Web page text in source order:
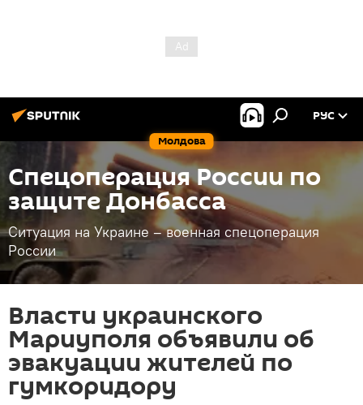
Молдова
РУС
Спецоперация России по
защите Донбасса
Ситуация на Украине – военная спецоперация
России
Власти украинского
Мариуполя объявили об
эвакуации жителей по
гумкоридору